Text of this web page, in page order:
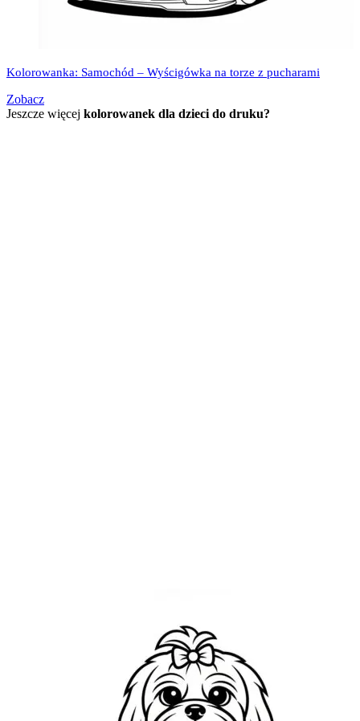
Kolorowanka: Samochód – Wyścigówka na torze z pucharami
Zobacz
Jeszcze więcej kolorowanek dla dzieci do druku?